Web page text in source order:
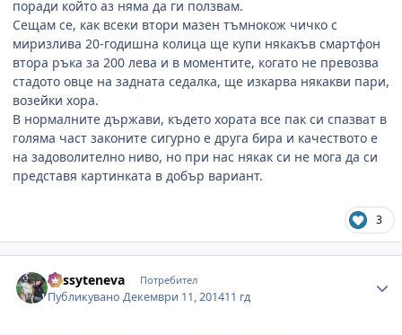
поради който аз няма да ги ползвам.
Сещам се, как всеки втори мазен тъмнокож чичко с
миризлива 20-годишна колица ще купи някакъв смартфон
втора ръка за 200 лева и в моментите, когато не превозва
стадото овце на задната седалка, ще изкарва някакви пари,
возейки хора.
В нормалните държави, където хората все пак си спазват в
голяма част законите сигурно е друга бира и качеството е
на задоволително ниво, но при нас някак си не мога да си
представя картинката в добър вариант.
3
dessyteneva Потребител
ПубликуваноДекември 11, 201411 гд